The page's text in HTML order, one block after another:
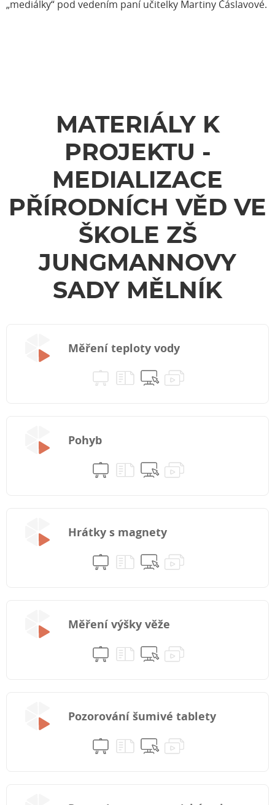
„mediálky“ pod vedením paní učitelky Martiny Čáslavové.
MATERIÁLY K
PROJEKTU -
MEDIALIZACE
PŘÍRODNÍCH VĚD VE
ŠKOLE ZŠ
JUNGMANNOVY
SADY MĚLNÍK
Měření teploty vody
Pohyb
Hrátky s magnety
Měření výšky věže
Pozorování šumivé tablety